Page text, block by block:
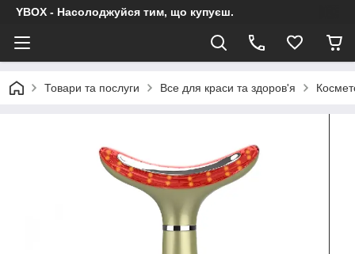
YBOX - Насолоджуйся тим, що купуєш.
Товари та послуги Все для краси та здоров'я